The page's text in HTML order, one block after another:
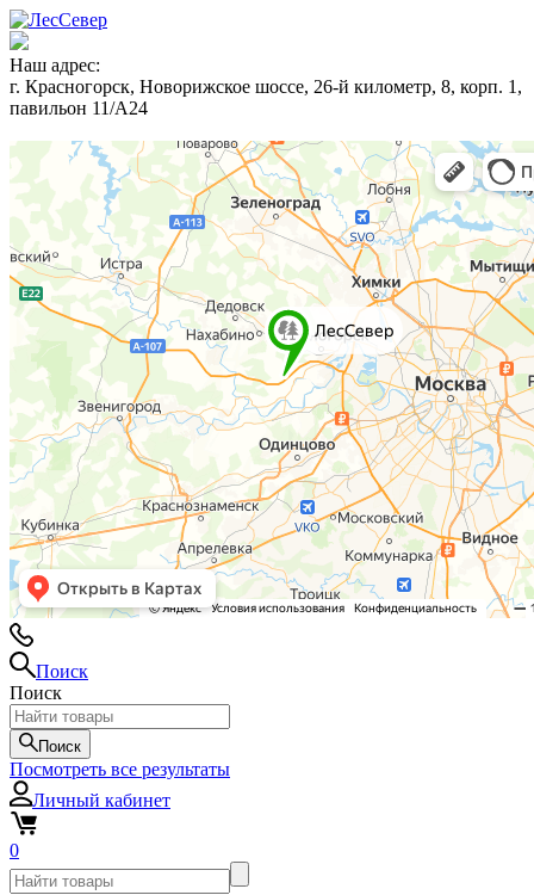
Наш адрес:
г. Красногорск, Новорижское шоссе, 26-й километр, 8, корп. 1,
павильон 11/А24
Поиск
Поиск
Поиск
Посмотреть все результаты
Личный кабинет
0